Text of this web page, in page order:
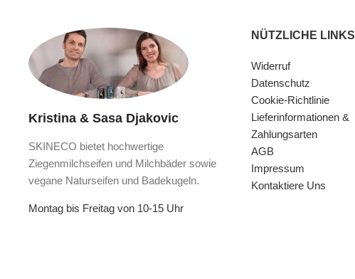
Kristina & Sasa Djakovic
SKINECO bietet hochwertige
Ziegenmilchseifen und Milchbäder sowie
vegane Naturseifen und Badekugeln.
Montag bis Freitag von 10-15 Uhr
NÜTZLICHE LINKS
Widerruf
Datenschutz
Cookie-Richtlinie
Lieferinformationen &
Zahlungsarten
AGB
Impressum
Kontaktiere Uns